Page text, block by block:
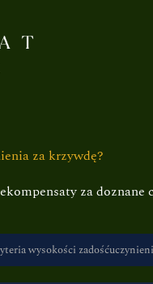
za krzywdę?
za
wysokości